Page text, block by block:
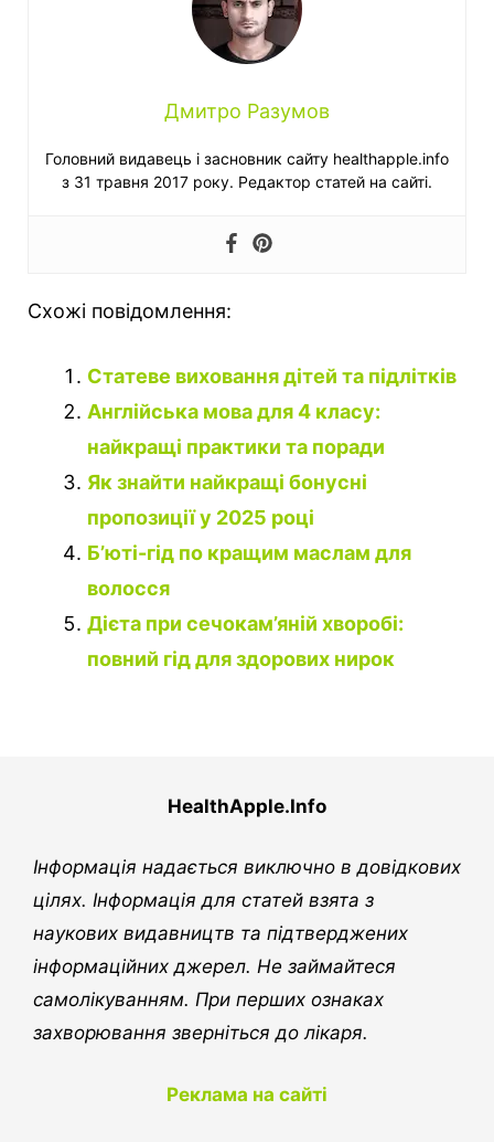
Дмитро Разумов
Головний видавець і засновник сайту healthapple.info
з 31 травня 2017 року. Редактор статей на сайті.
Схожі повідомлення:
Статеве виховання дітей та підлітків
Англійська мова для 4 класу:
найкращі практики та поради
Як знайти найкращі бонусні
пропозиції у 2025 році
Б’юті-гід по кращим маслам для
волосся
Дієта при сечокам’яній хворобі:
повний гід для здорових нирок
HealthApple.Info
Інформація надається виключно в довідкових
цілях. Інформація для статей взята з
наукових видавництв та підтверджених
інформаційних джерел. Не займайтеся
самолікуванням. При перших ознаках
захворювання зверніться до лікаря.
Реклама на сайті